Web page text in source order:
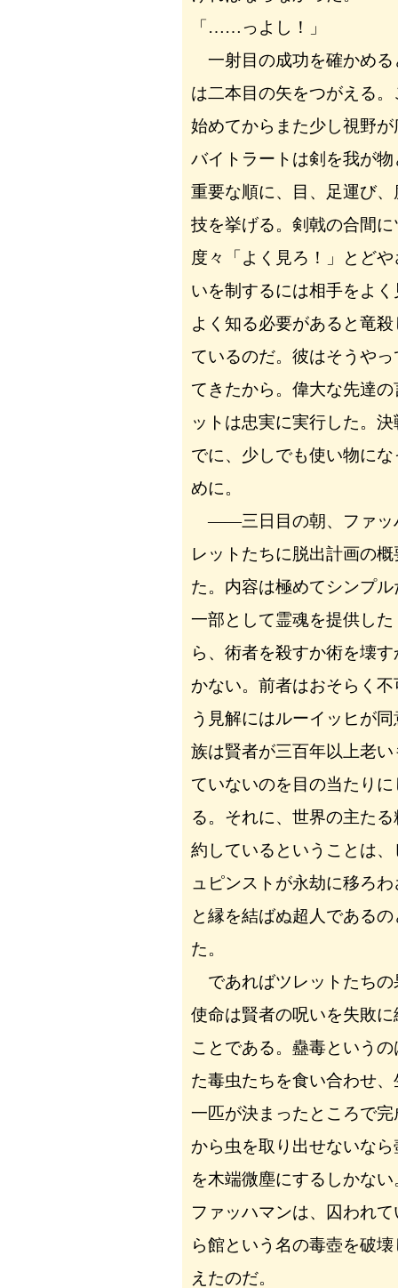
「……っよし！」
一射目の成功を確かめる
は二本目の矢をつがえる
始めてからまた少し視野
バイトラートは剣を我が
重要な順に、目、足運び
技を挙げる。剣戟の合間
度々「よく見ろ！」とど
いを制するには相手をよ
よく知る必要があると竜
ているのだ。彼はそうや
てきたから。偉大な先達
ットは忠実に実行した。
でに、少しでも使い物に
めに。
――三日目の朝、ファッ
レットたちに脱出計画の
た。内容は極めてシンプ
一部として霊魂を提供し
ら、術者を殺すか術を壊
かない。前者はおそらく
う見解にはルーイッヒが
族は賢者が三百年以上老
ていないのを目の当たり
る。それに、世界の主た
約しているということは
ュピンストが永劫に移ろ
と縁を結ばぬ超人である
た。
であればツレットたちの
使命は賢者の呪いを失敗
ことである。蠱毒という
た毒虫たちを食い合わせ
一匹が決まったところで
から虫を取り出せないな
を木端微塵にするしかな
ファッハマンは、囚われ
ら館という名の毒壺を破
えたのだ。